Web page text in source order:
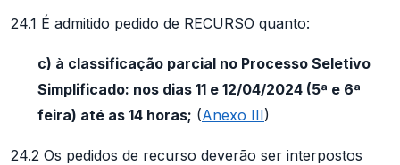
24.1 É admitido pedido de RECURSO quanto:
c) à classificação parcial no Processo Seletivo
Simplificado: nos dias 11 e 12/04/2024 (5ª e 6ª
feira) até as 14 horas; (Anexo III)
24.2 Os pedidos de recurso deverão ser interpostos